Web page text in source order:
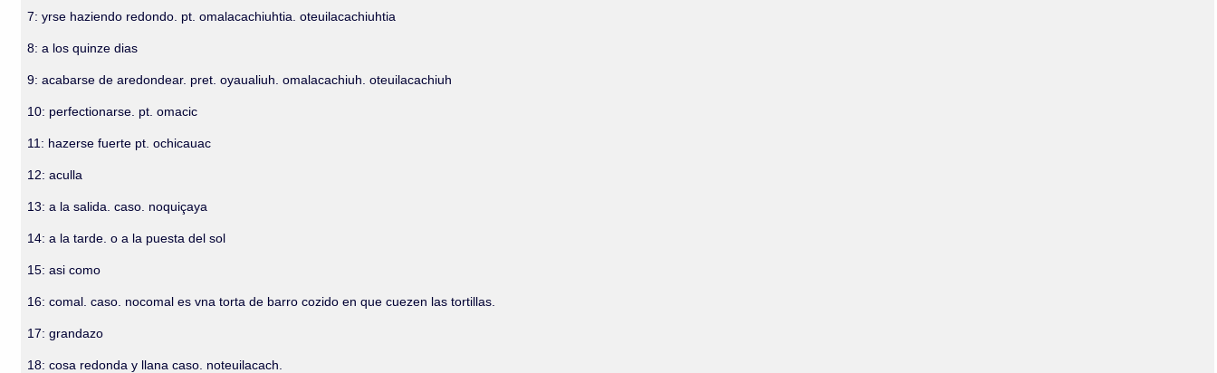
7: yrse haziendo redondo. pt. omalacachiuhtia. oteuilacachiuhtia
8: a los quinze dias
9: acabarse de aredondear. pret. oyaualiuh. omalacachiuh. oteuilacachiuh
10: perfectionarse. pt. omacic
11: hazerse fuerte pt. ochicauac
12: aculla
13: a la salida. caso. noquiçaya
14: a la tarde. o a la puesta del sol
15: asi como
16: comal. caso. nocomal es vna torta de barro cozido en que cuezen las tortillas.
17: grandazo
18: cosa redonda y llana caso. noteuilacach.